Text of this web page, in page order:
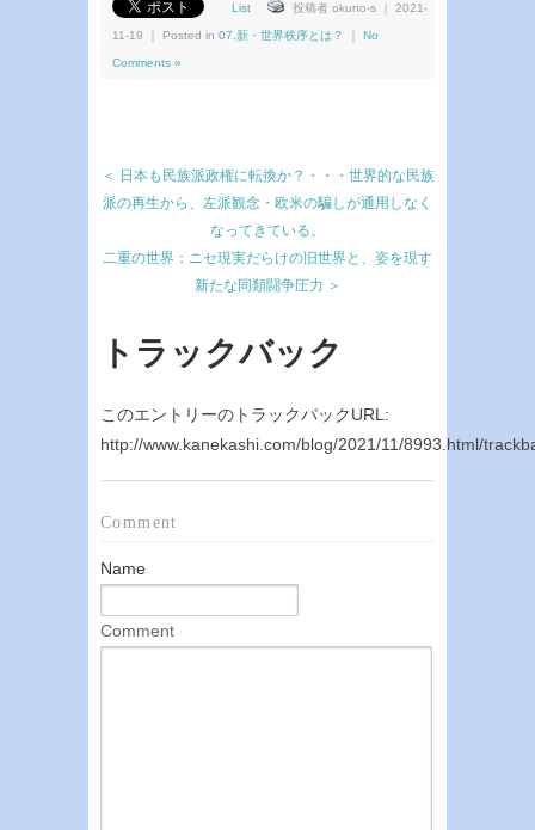
List 投稿者 okuno-s ｜ 2021-
11-19 ｜ Posted in 07.新・世界秩序とは？ No
Comments »
＜ 日本も民族派政権に転換か？・・・世界的な民族
派の再生から、左派観念・欧米の騙しが通用しなく
なってきている。
二重の世界：ニセ現実だらけの旧世界と、姿を現す
新たな同類闘争圧力 ＞
トラックバック
このエントリーのトラックバックURL:
http://www.kanekashi.com/blog/2021/11/8993.html/
Comment
Name
Comment